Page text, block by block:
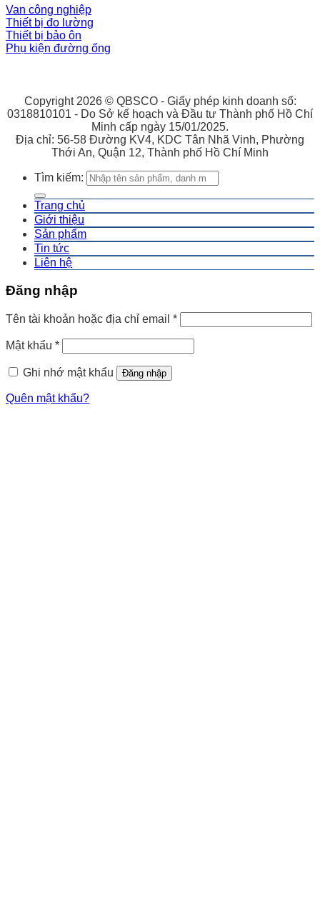
Van công nghiệp
Thiết bị đo lường
Thiết bị bảo ôn
Phụ kiện đường ống
Copyright 2026 © QBSCO - Giấy phép kinh doanh số:
0318810101 - Do Sở kế hoạch và Đầu tư Thành phố Hồ Chí
Minh cấp ngày 15/01/2025.
Địa chỉ: 56-58 Đường KV4, KDC Tân Nhã Vinh, Phường
Thới An, Quận 12, Thành phố Hồ Chí Minh
Tìm kiếm:
Trang chủ
Giới thiệu
Sản phẩm
Tin tức
Liên hệ
Đăng nhập
Tên tài khoản hoặc địa chỉ email *
Mật khẩu *
Ghi nhớ mật khẩu Đăng nhập
Quên mật khẩu?